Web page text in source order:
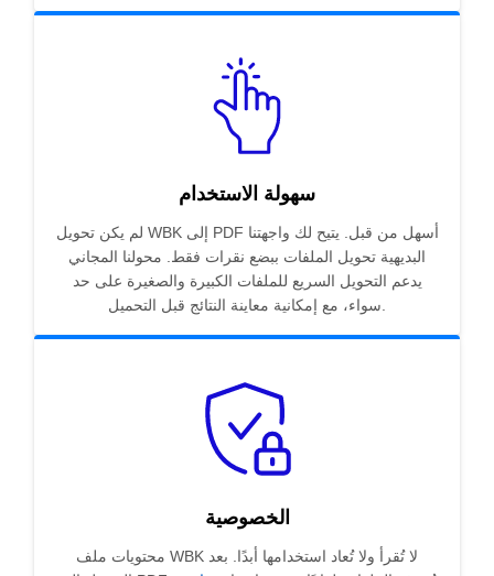
سهولة الاستخدام
لم يكن تحويل WBK إلى PDF أسهل من قبل. يتيح لك واجهتنا
البديهية تحويل الملفات ببضع نقرات فقط. محولنا المجاني
يدعم التحويل السريع للملفات الكبيرة والصغيرة على حد
سواء، مع إمكانية معاينة النتائج قبل التحميل.
الخصوصية
محتويات ملف WBK لا تُقرأ ولا تُعاد استخدامها أبدًا. بعد